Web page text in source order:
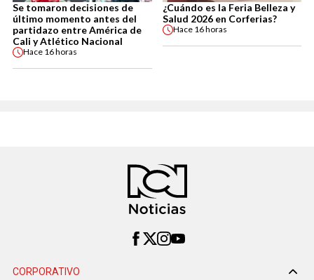
Se tomaron decisiones de
último momento antes del
partidazo entre América de
Cali y Atlético Nacional
Hace 16 horas
¿Cuándo es la Feria Belleza y
Salud 2026 en Corferias?
Hace 16 horas
CORPORATIVO